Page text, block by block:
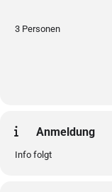
3 Personen
Anmeldung
Info folgt